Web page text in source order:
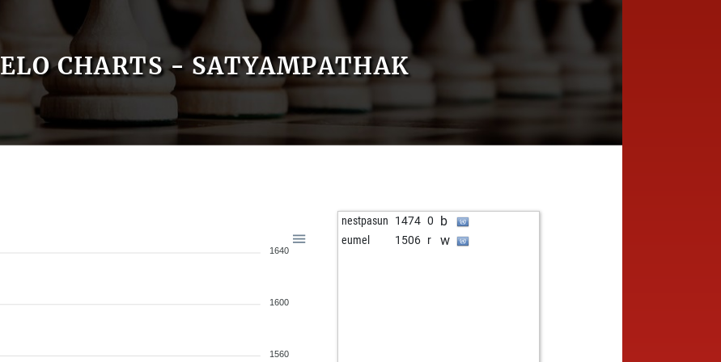
ELO CHARTS - SATYAMPATHAK
1640
1600
1560
nestpasun 1474 0 b
eumel 1506 r w